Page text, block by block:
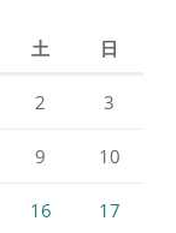
土 日
2 3
9 10
16 17